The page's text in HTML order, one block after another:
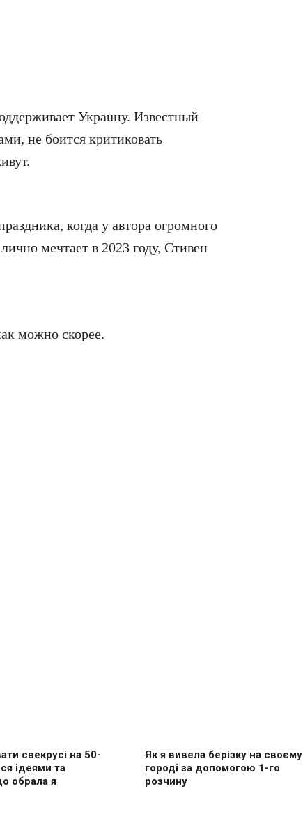
Украuну. Известный
не боится критиковать
когда у автора огромного
мечтает в 2023 году, Стивен
можно скорее.
свекрусі на 50-
ідеями та
обрала я
Як я вивела берізку на своєму
городі за допомогою 1-го
розчину